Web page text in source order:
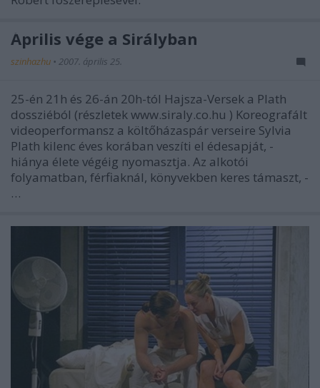
Április vége a Sirályban
szinhazhu • 2007. április 25.
25-én 21h és 26-án 20h-tól Hajsza-Versek a Plath
dossziéból (részletek www.siraly.co.hu ) Koreografált
videoperformansz a költőházaspár verseire Sylvia
Plath kilenc éves korában veszíti el édesapját, -
hiánya élete végéig nyomasztja. Az alkotói
folyamatban, férfiaknál, könyvekben keres támaszt, -
…